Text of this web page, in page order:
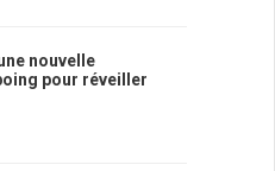
nouvelle
pour réveiller